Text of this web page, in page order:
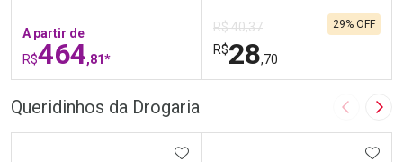
A partir de
R$464,81*
R$ 40,37
R$28,70
29% OFF
Queridinhos da Drogaria Imagem
ADICIONAR AOS FAVORITOS